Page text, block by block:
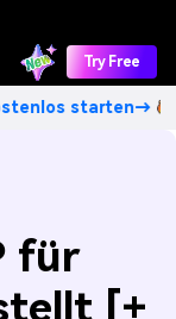
Try Free
für
[+